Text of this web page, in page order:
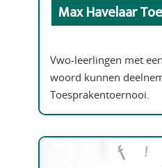
Max Havelaar
Vwo-leerlingen met
woord kunnen
Toesprakentoernooi.